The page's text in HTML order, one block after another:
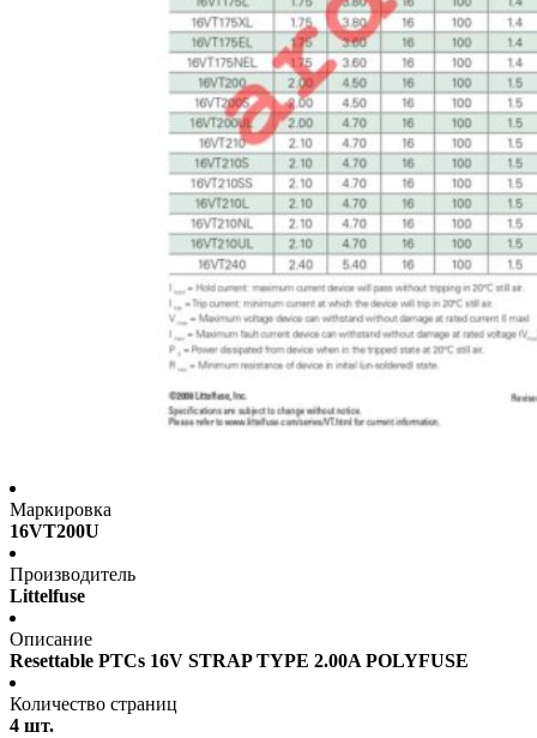
Маркировка
16VT200U
Производитель
Littelfuse
Описание
Resettable PTCs 16V STRAP TYPE 2.00A POLYFUSE
Количество страниц
4 шт.